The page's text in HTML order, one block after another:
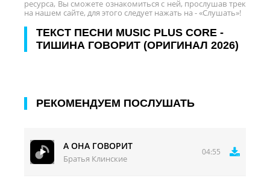
ресурса, Вы сможете ознакомиться с ней, прослушав трек
на нашем сайте, для этого следует нажать на - «Слушать»!
ТЕКСТ ПЕСНИ MUSIC PLUS CORE -
ТИШИНА ГОВОРИТ (ОРИГИНАЛ 2026)
РЕКОМЕНДУЕМ ПОСЛУШАТЬ
А ОНА ГОВОРИТ
Братья Клинские
04:55